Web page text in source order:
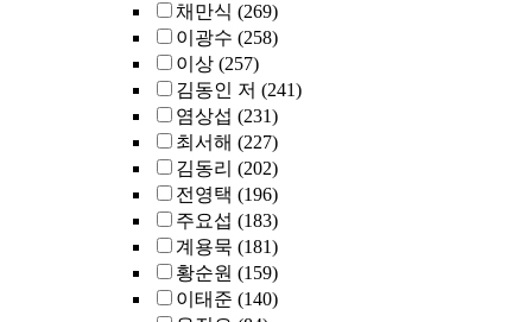
채만식 (269)
이광수 (258)
이상 (257)
김동인 저 (241)
염상섭 (231)
최서해 (227)
김동리 (202)
전영택 (196)
주요섭 (183)
계용묵 (181)
황순원 (159)
이태준 (140)